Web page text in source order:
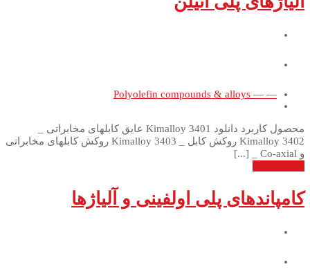
— — Polyolefin compounds & alloys
محصول کاربرد دانلود Kimalloy 3401 عایق کابلهای مخابراتی _
Kimalloy 3402 روکش کابل _ Kimalloy 3403 روکش کابلهای مخابراتی
و Co-axial _ [...]
کامپاندهای پلی اولفینی و آلیاژها